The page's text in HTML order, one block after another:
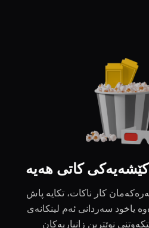
کاتی هەیە
کار ناکات، تکایە پاش
یاخود سەردانی ئەم لینکانەی
نوێترین زانیاریەکان